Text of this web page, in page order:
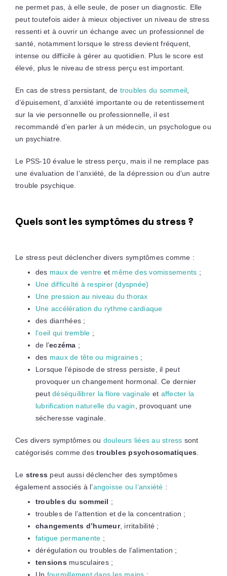
ne permet pas, à elle seule, de poser un diagnostic. Elle
peut toutefois aider à mieux objectiver un niveau de stress
ressenti et à ouvrir un échange avec un professionnel de
santé, notamment lorsque le stress devient fréquent,
intense ou difficile à gérer au quotidien. Plus le score est
élevé, plus le niveau de stress perçu est important.
En cas de stress persistant, de troubles du sommeil
d’épuisement, d’anxiété importante ou de retentissement
sur la vie personnelle ou professionnelle, il est
recommandé d’en parler à un médecin, un psychologue ou
un psychiatre.
Le PSS-10 évalue le stress perçu, mais il ne remplace pas
une évaluation de l’anxiété, de la dépression ou d’un autre
trouble psychique.
Quels sont les symptômes du stress ?
Le stress peut déclencher divers symptômes comme :
des maux de ventre et même des vomissements ;
Une difficulté à respirer (dyspnée)
Une pression au niveau du thorax
Une accélération du rythme cardiaque
des diarrhées ;
l’oeil qui tremble ;
de l’eczéma ;
des maux de tête ou migraines;
Lorsque l’épisode de stress persiste, il peut
provoquer un changement hormonal. Ce dernier
peutdéséquilibrer la flore vaginale et affecter la
lubrification naturelle du vagin
, provoquant une
sécheresse vaginale.
Ces divers symptômes ou douleurs liées au stress sont
catégorisés comme des troubles psychosomatiques
Le stress peut aussi déclencher des symptômes
également associés à l’angoisse ou l’anxiété :
troubles du sommeil ;
troubles de l’attention et de la concentration ;
changements d’humeur, irritabilité ;
fatigue permanente ;
dérégulation ou troubles de l’alimentation ;
tensions musculaires ;